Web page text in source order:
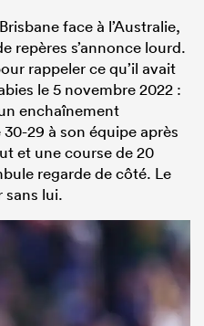
face à l’Australie,
repères s’annonce lourd.
rappeler ce qu’il avait
le 5 novembre 2022 :
enchaînement
29 à son équipe après
et une course de 20
regarde de côté. Le
sans lui.